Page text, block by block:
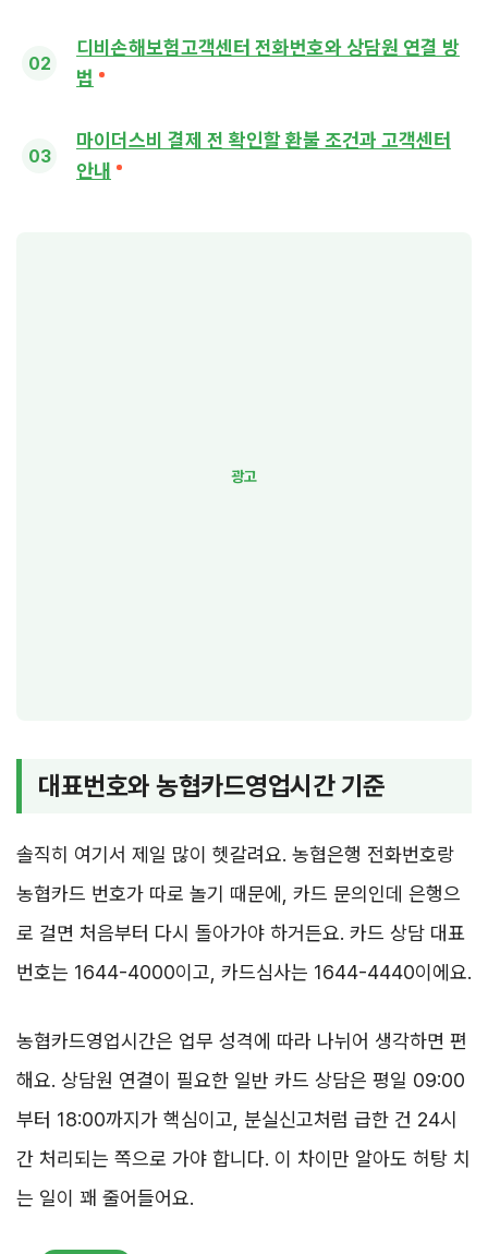
디비손해보험고객센터 전화번호와 상담원 연결 방
법
마이더스비 결제 전 확인할 환불 조건과 고객센터
안내
대표번호와 농협카드영업시간 기준
솔직히 여기서 제일 많이 헷갈려요. 농협은행 전화번호랑
농협카드 번호가 따로 놀기 때문에, 카드 문의인데 은행으
로 걸면 처음부터 다시 돌아가야 하거든요. 카드 상담 대표
번호는 1644-4000이고, 카드심사는 1644-4440이에요.
농협카드영업시간은 업무 성격에 따라 나뉘어 생각하면 편
해요. 상담원 연결이 필요한 일반 카드 상담은 평일 09:00
부터 18:00까지가 핵심이고, 분실신고처럼 급한 건 24시
간 처리되는 쪽으로 가야 합니다. 이 차이만 알아도 허탕 치
는 일이 꽤 줄어들어요.